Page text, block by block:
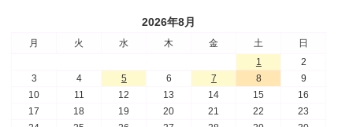
2026年8月
月 火 水 木 金 土
日
1
2
3
4 5 6 7 8
9
10
11 12 13 14 15
16
17
18 19 20 21 22
23